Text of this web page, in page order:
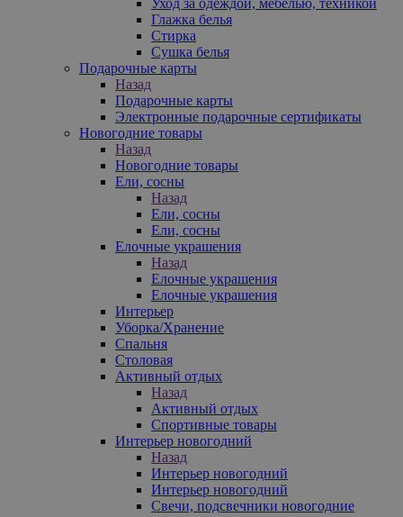
Глажка белья
Стирка
Сушка белья
Подарочные карты
Назад
Подарочные карты
Электронные подарочные сертификаты
Новогодние товары
Назад
Новогодние товары
Ели, сосны
Назад
Ели, сосны
Ели, сосны
Елочные украшения
Назад
Елочные украшения
Елочные украшения
Интерьер
Уборка/Хранение
Спальня
Столовая
Активный отдых
Назад
Активный отдых
Спортивные товары
Интерьер новогодний
Назад
Интерьер новогодний
Интерьер новогодний
Свечи, подсвечники новогодние